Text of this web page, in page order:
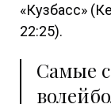
«Кузбасс»
22:25).
Самые